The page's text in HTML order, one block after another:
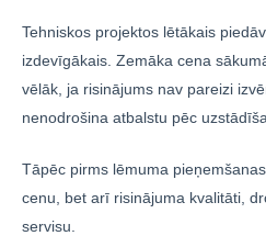
Tehniskos projektos lētākais
izdevīgākais. Zemāka cena
vēlāk, ja risinājums nav pareizi
nenodrošina atbalstu pēc
Tāpēc pirms lēmuma
cenu, bet arī risinājuma kvalitāti,
servisu.